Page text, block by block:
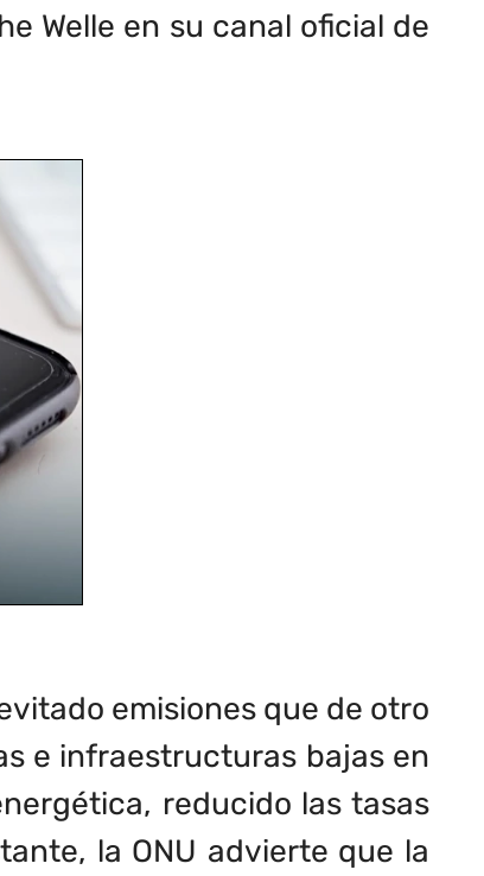
Welle en su canal oficial de
emisiones que de otro
e infraestructuras bajas en
reducido las tasas
la ONU advierte que la